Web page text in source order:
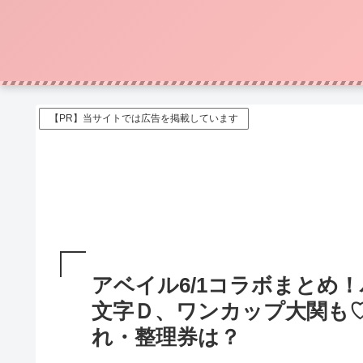
【PR】当サイトでは広告を掲載しています
アベイル6/1コラボまとめ
文字Ｄ、ワンカップ大関も
れ・整理券は？